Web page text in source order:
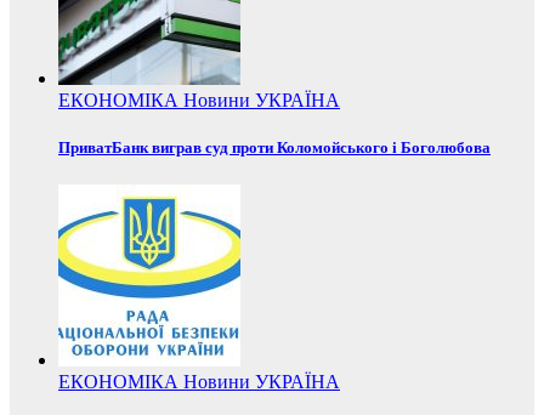
ЕКОНОМІКА Новини УКРАЇНА
ПриватБанк виграв суд проти Коломойського і Боголюбова
ЕКОНОМІКА Новини УКРАЇНА